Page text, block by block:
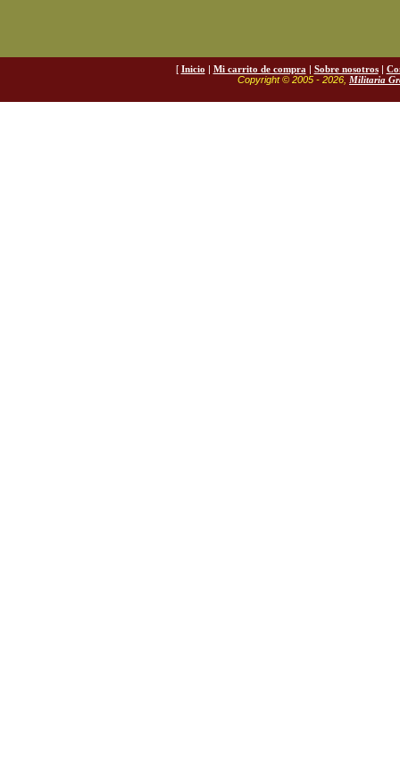
[ Inicio | Mi carrito de compra | Sobre nosotros|
Copyright © 2005 - 2026, Militaria